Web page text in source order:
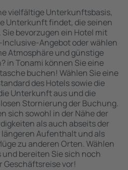
vielfältige Unterkunftsbasis,
Unterkunft findet, die seinen
bevorzugen ein Hotel mit
Angebot oder wählen
Atmosphäre und günstige
in Tonami können Sie eine
buchen! Wählen Sie eine
des Hotels sowie die
Unterkunft aus und die
Stornierung der Buchung.
sich sowohl in der Nähe der
als auch abseits der
Aufenthalt und als
zu anderen Orten. Wählen
bereiten Sie sich noch
Geschäftsreise vor!